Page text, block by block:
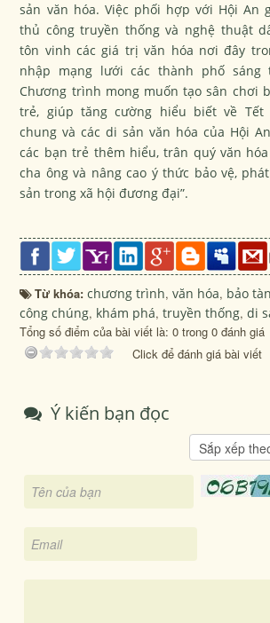
sản văn hóa. Việc phối hợp với Hội An
thủ công truyền thống và nghệ thuật
tôn vinh các giá trị văn hóa nơi đây
nhập mạng lưới các thành phố sáng
Chương trình mong muốn tạo sân chơi
trẻ, giúp tăng cường hiểu biết về Tết
chung và các di sản văn hóa của Hội
các bạn trẻ thêm hiểu, trân quý văn
cha ông và nâng cao ý thức bảo vệ,
sản trong xã hội đương đại”.
Từ khóa:chương trình,văn hóa, bảo
công chúng, khám phá,truyền thống,di
Tổng số điểm của bài viết là: 0 trong 0 đánh giá
Click để đánh giá bài viết
Ý kiến bạn đọc